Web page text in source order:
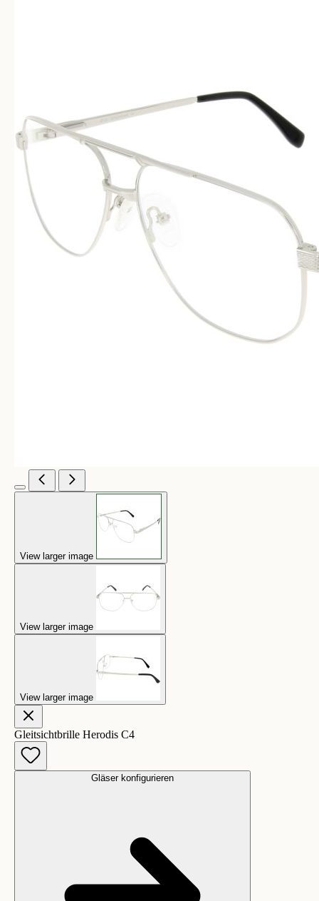
View larger image
View larger image
View larger image
Gleitsichtbrille Herodis C4
Gläser konfigurieren